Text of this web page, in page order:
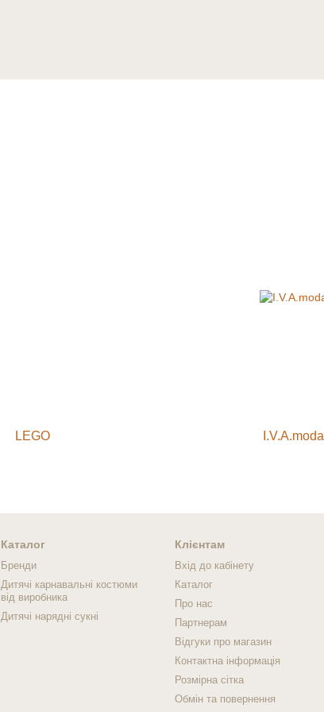
LEGO I.V.A.moda
Каталог
Бренди
Дитячі карнавальні костюми
від виробника
Дитячі нарядні сукні
Клієнтам
Вхід до кабінету
Каталог
Про нас
Партнерам
Відгуки про магазин
Контактна інформація
Розмірна сітка
Обмін та повернення